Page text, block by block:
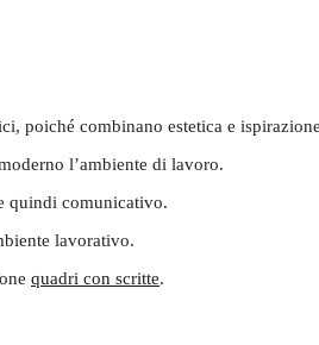
poiché combinano estetica e
l’ambiente di lavoro.
quindi comunicativo.
lavorativo.
quadri con scritte.